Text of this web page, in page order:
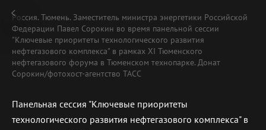
Россия. Тюмень. Заместитель министра энергетики Российской
Федерации Павел Сорокин во время панельной сессии
"Ключевые приоритеты технологического развития
нефтегазового комплекса" в рамках XI Тюменского
нефтегазового форума в Тюменском технопарке. Донат
Сорокин/фотохост-агентство ТАСС
Панельная сессия "Ключевые приоритеты
технологического развития нефтегазового комплекса" в